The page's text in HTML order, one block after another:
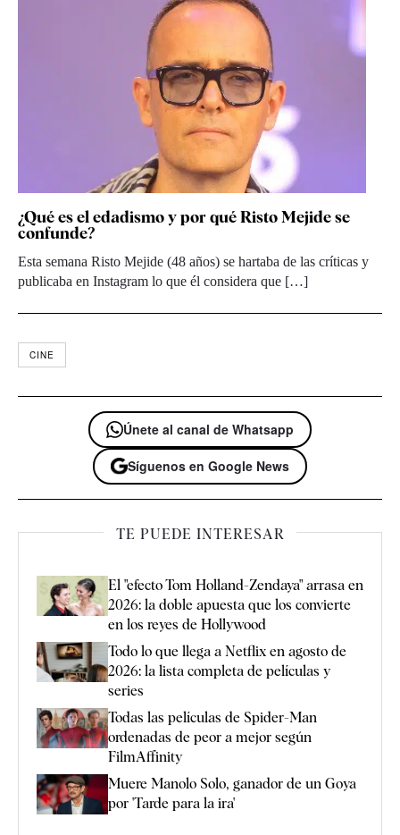
¿Qué es el edadismo y por qué Risto Mejide se
confunde?
Esta semana Risto Mejide (48 años) se hartaba de las críticas y
publicaba en Instagram lo que él considera que […]
CINE
Únete al canal de Whatsapp
Síguenos en Google News
TE PUEDE INTERESAR
El "efecto Tom Holland-Zendaya" arrasa en
2026: la doble apuesta que los convierte
en los reyes de Hollywood
Todo lo que llega a Netflix en agosto de
2026: la lista completa de películas y
series
Todas las películas de Spider-Man
ordenadas de peor a mejor según
FilmAffinity
Muere Manolo Solo, ganador de un Goya
por 'Tarde para la ira'